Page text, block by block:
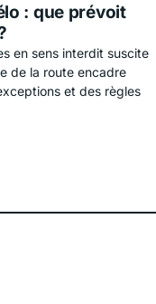
: que prévoit
en sens interdit suscite
de la route encadre
et des règles